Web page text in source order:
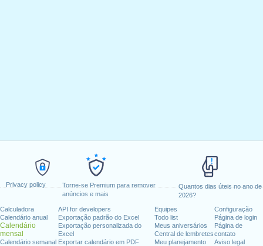
Privacy policy
Torne-se Premium para remover
anúncios e mais
Quantos dias úteis no ano de
2026?
Calculadora
Calendário anual
Calendário
mensal
Calendário semanal
API for developers
Exportação padrão do Excel
Exportação personalizada do
Excel
Exportar calendário em PDF
Equipes
Todo list
Meus aniversários
Central de lembretes
Meu planejamento
Configuração
Página de login
Página de
contato
Aviso legal